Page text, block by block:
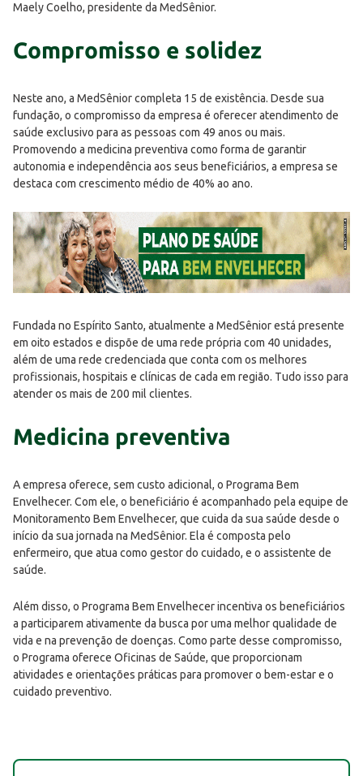
Maely Coelho, presidente da MedSênior.
Compromisso e solidez
Neste ano, a MedSênior completa 15 de existência. Desde sua
fundação, o compromisso da empresa é oferecer atendimento de
saúde exclusivo para as pessoas com 49 anos ou mais.
Promovendo a medicina preventiva como forma de garantir
autonomia e independência aos seus beneficiários, a empresa se
destaca com crescimento médio de 40% ao ano.
Fundada no Espírito Santo, atualmente a MedSênior está presente
em oito estados e dispõe de uma rede própria com 40 unidades,
além de uma rede credenciada que conta com os melhores
profissionais, hospitais e clínicas de cada em região. Tudo isso para
atender os mais de 200 mil clientes.
Medicina preventiva
A empresa oferece, sem custo adicional, o Programa Bem
Envelhecer. Com ele, o beneficiário é acompanhado pela equipe de
Monitoramento Bem Envelhecer, que cuida da sua saúde desde o
início da sua jornada na MedSênior. Ela é composta pelo
enfermeiro, que atua como gestor do cuidado, e o assistente de
saúde.
Além disso, o Programa Bem Envelhecer incentiva os beneficiários
a participarem ativamente da busca por uma melhor qualidade de
vida e na prevenção de doenças. Como parte desse compromisso,
o Programa oferece Oficinas de Saúde, que proporcionam
atividades e orientações práticas para promover o bem-estar e o
cuidado preventivo.